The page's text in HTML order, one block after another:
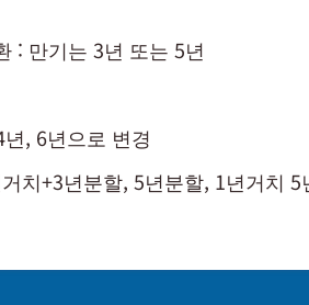
: 만기는 3년 또는 5년
, 6년으로 변경
치+3년분할, 5년분할, 1년거치 5